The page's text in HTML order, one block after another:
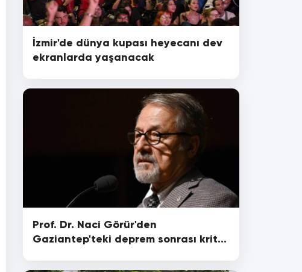
İzmir'de dünya kupası heyecanı dev
ekranlarda yaşanacak
Prof. Dr. Naci Görür'den
Gaziantep'teki deprem sonrası kritik